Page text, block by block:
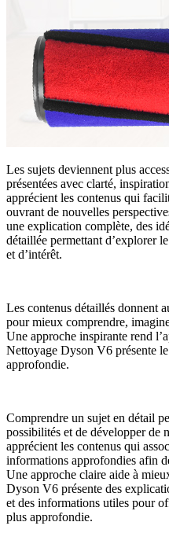
Les sujets deviennent plus
présentées avec clarté,
apprécient les contenus qui
ouvrant de nouvelles
une explication complète, des
détaillée permettant d’explorer
et d’intérêt.
Les contenus détaillés donnent
pour mieux comprendre,
Une approche inspirante rend
Nettoyage Dyson V6 présente
approfondie.
Comprendre un sujet en détail
possibilités et de développer de
apprécient les contenus qui
informations approfondies afin
Une approche claire aide à
Dyson V6 présente des
et des informations utiles pour
plus approfondie.